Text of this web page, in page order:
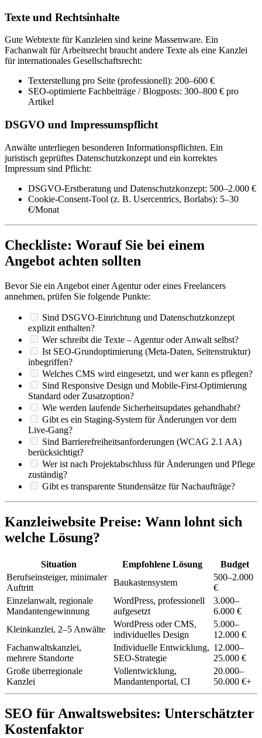
Texte und Rechtsinhalte
Gute Webtexte für Kanzleien sind keine Massenware. Ein
Fachanwalt für Arbeitsrecht braucht andere Texte als eine Kanzlei
für internationales Gesellschaftsrecht:
Texterstellung pro Seite (professionell): 200–600 €
SEO-optimierte Fachbeiträge / Blogposts: 300–800 € pro
Artikel
DSGVO und Impressumspflicht
Anwälte unterliegen besonderen Informationspflichten. Ein
juristisch geprüftes Datenschutzkonzept und ein korrektes
Impressum sind Pflicht:
DSGVO-Erstberatung und Datenschutzkonzept: 500–2.000 €
Cookie-Consent-Tool (z. B. Usercentrics, Borlabs): 5–30
€/Monat
Checkliste: Worauf Sie bei einem
Angebot achten sollten
Bevor Sie ein Angebot einer Agentur oder eines Freelancers
annehmen, prüfen Sie folgende Punkte:
Sind DSGVO-Einrichtung und Datenschutzkonzept
explizit enthalten?
Wer schreibt die Texte – Agentur oder Anwalt selbst?
Ist SEO-Grundoptimierung (Meta-Daten, Seitenstruktur)
inbegriffen?
Welches CMS wird eingesetzt, und wer kann es pflegen?
Sind Responsive Design und Mobile-First-Optimierung
Standard oder Zusatzoption?
Wie werden laufende Sicherheitsupdates gehandhabt?
Gibt es ein Staging-System für Änderungen vor dem
Live-Gang?
Sind Barrierefreiheitsanforderungen (WCAG 2.1 AA)
berücksichtigt?
Wer ist nach Projektabschluss für Änderungen und Pflege
zuständig?
Gibt es transparente Stundensätze für Nachaufträge?
Kanzleiwebsite Preise: Wann lohnt sich
welche Lösung?
Situation Empfohlene Lösung
Budget
Berufseinsteiger, minimaler
Auftritt
Baukastensystem
500–2.000
€
Einzelanwalt, regionale
Mandantengewinnung
WordPress, professionell
aufgesetzt
3.000–
6.000 €
Kleinkanzlei, 2–5 Anwälte
WordPress oder CMS,
individuelles Design
5.000–
12.000 €
Fachanwaltskanzlei,
mehrere Standorte
Individuelle Entwicklung,
SEO-Strategie
12.000–
25.000 €
Große überregionale
Kanzlei
Vollentwicklung,
Mandantenportal, CI
20.000–
50.000 €+
SEO für Anwaltswebsites: Unterschätzter
Kostenfaktor